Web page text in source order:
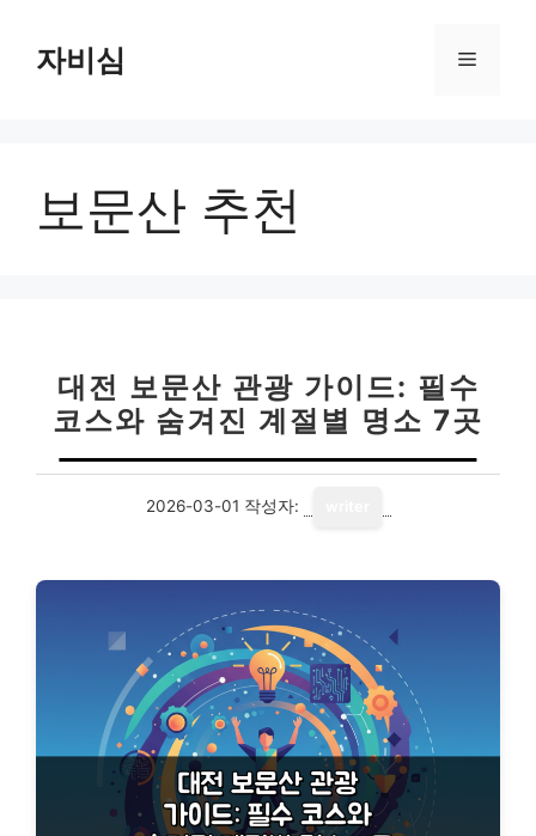
자비심 메
보문산 추천
대전 보문산 관광 가이드: 필수
코스와 숨겨진 계절별 명소 7곳
2026-03-01 작성자: